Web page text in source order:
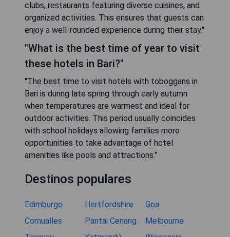
clubs, restaurants featuring diverse cuisines, and
organized activities. This ensures that guests can
enjoy a well-rounded experience during their stay."
"What is the best time of year to visit
these hotels in Bari?"
"The best time to visit hotels with toboggans in
Bari is during late spring through early autumn
when temperatures are warmest and ideal for
outdoor activities. This period usually coincides
with school holidays allowing families more
opportunities to take advantage of hotel
amenities like pools and attractions."
Destinos populares
Edimburgo Hertfordshire
Goa
Cornualles
Pantai Cenang
Melbourne